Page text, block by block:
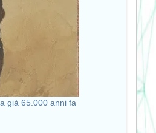
già 65.000 anni fa